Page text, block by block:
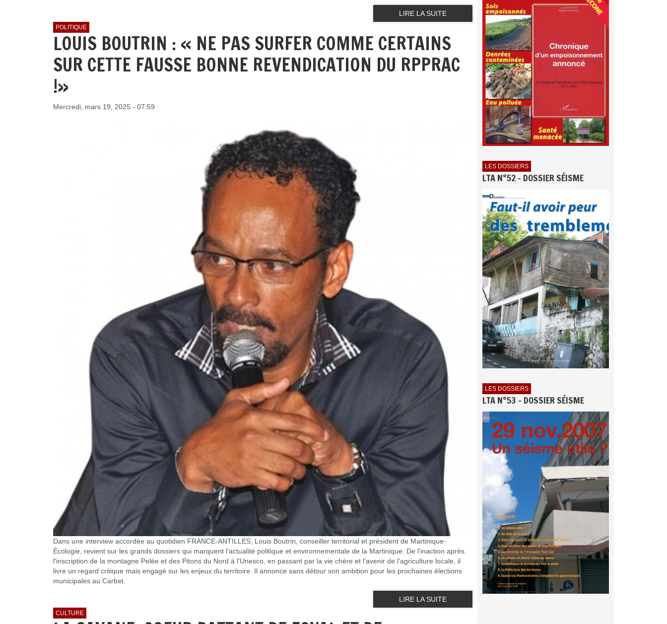
LIRE LA SUITE
POLITIQUE
LOUIS BOUTRIN : « NE PAS SURFER COMME CERTAINS
SUR CETTE FAUSSE BONNE REVENDICATION DU RPPRAC
!»
Mercredi, mars 19, 2025 - 07:59
Dans une interview accordée au quotidien FRANCE-ANTILLES, Louis Boutrin, conseiller territorial et président de Martinique-
Écologie, revient sur les grands dossiers qui marquent l'actualité politique et environnementale de la Martinique. De l'inaction après
l'inscription de la montagne Pelée et des Pitons du Nord à l'Unesco, en passant par la vie chère et l'avenir de l'agriculture locale, il
livre un regard critique mais engagé sur les enjeux du territoire. Il annonce sans détour son ambition pour les prochaines élections
municipales au Carbet.
LIRE LA SUITE
CULTURE
LES DOSSIERS
LTA N°52 - DOSSIER SÉISME
LES DOSSIERS
LTA N°53 - DOSSIER SÉISME